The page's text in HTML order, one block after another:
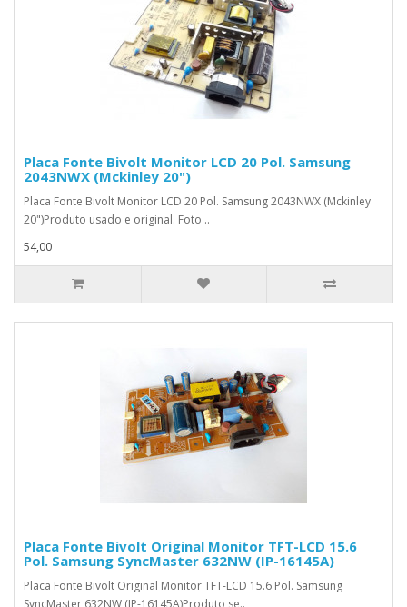
Placa Fonte Bivolt Monitor LCD 20 Pol. Samsung
2043NWX (Mckinley 20")
Placa Fonte Bivolt Monitor LCD 20 Pol. Samsung 2043NWX (Mckinley
20")Produto usado e original. Foto ..
54,00
Placa Fonte Bivolt Original Monitor TFT-LCD 15.6
Pol. Samsung SyncMaster 632NW (IP-16145A)
Placa Fonte Bivolt Original Monitor TFT-LCD 15.6 Pol. Samsung